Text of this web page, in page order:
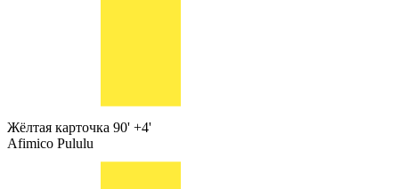
Жёлтая карточка 90' +4'
Afimico Pululu